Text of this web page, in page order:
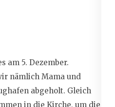
am 5. Dezember.
nämlich Mama und
abgeholt. Gleich
in die Kirche, um die